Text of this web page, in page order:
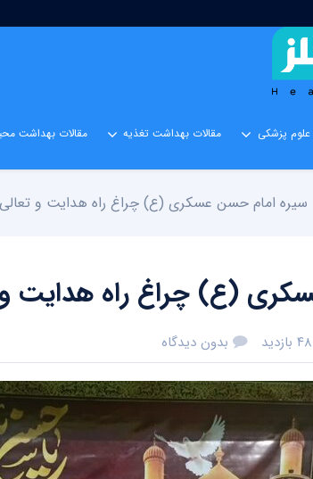
علوم پزشکی مقالات بهداشت تغذیه مقالات بهداشت
سیره امام حسن عسکری (ع) چراغ راه هدایت و
(ع) چراغ راه هدایت
۴۸ بازدید بدون دیدگاه